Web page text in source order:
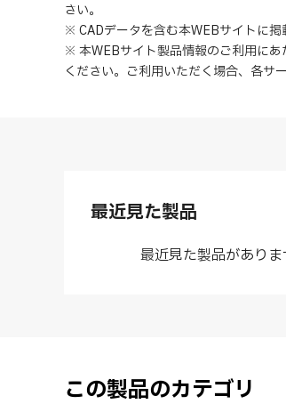
さい。
※ CADデータを含む本WEBサイトに掲
※ 本WEBサイト製品情報のご利用にあ
ください。ご利用いただく場合、各サ
最近見た製品
最近見た製品がありま
この製品のカテゴリ